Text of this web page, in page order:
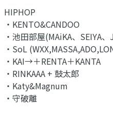
HIPHOP
・KENTO&CANDOO
・池田部屋(MAiKA、SEIYA
・SoL
・KAI→＋RENTA＋KANTA
・RINKAAA + 鼓太郎
・Katy&Magnum
・守破離